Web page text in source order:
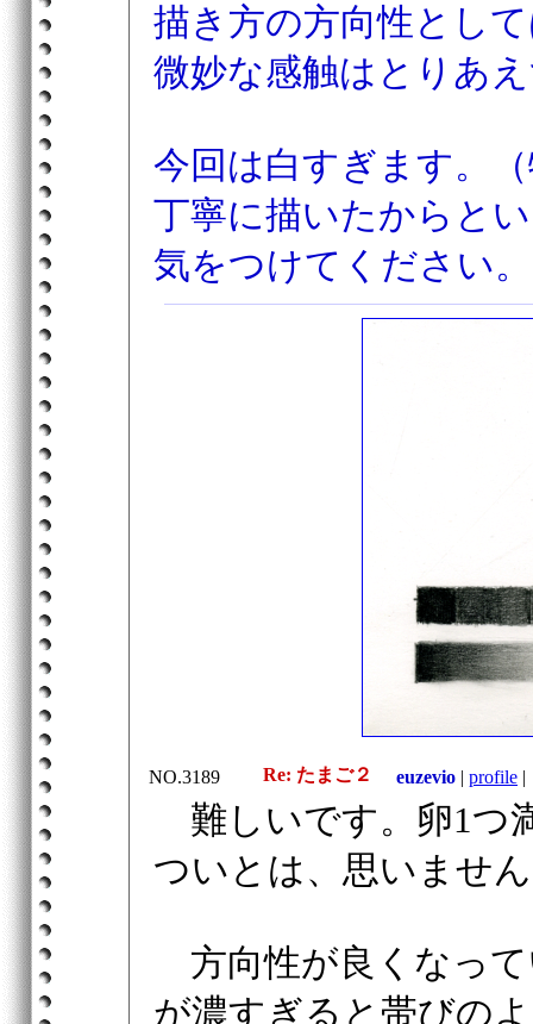
描き方の方向性とし
微妙な感触はとりあ
今回は白すぎます。
丁寧に描いたからと
気をつけてください
NO.3189 Re: たまご２ euzevio | profile |
難しいです。卵1つ
ついとは、思いませ
方向性が良くなっ
が濃すぎると帯びの